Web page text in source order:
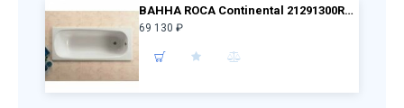
ВАННА ROCA Continental 21291300R 150x70 + ножки 150412330
69 130 ₽